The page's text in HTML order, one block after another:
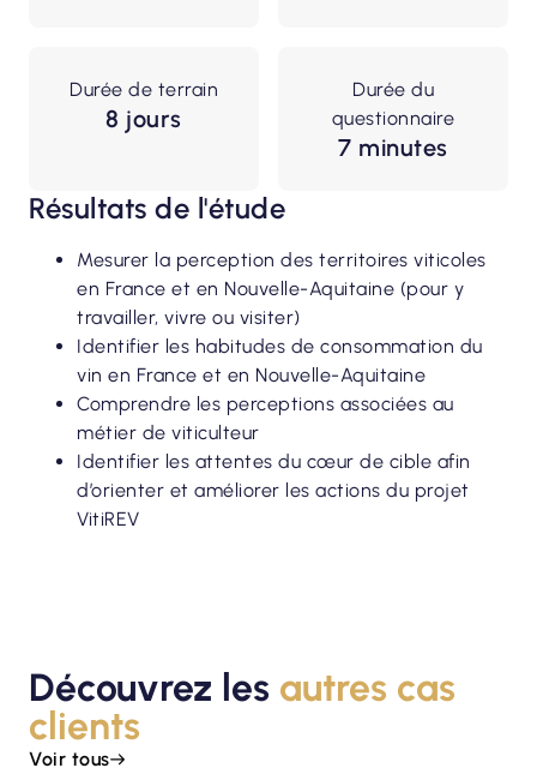
Durée de terrain
8 jours
Durée du
questionnaire
7 minutes
Résultats de l'étude
Mesurer la perception des territoires viticoles
en France et en Nouvelle-Aquitaine (pour y
travailler, vivre ou visiter)
Identifier les habitudes de consommation du
vin en France et en Nouvelle-Aquitaine
Comprendre les perceptions associées au
métier de viticulteur
Identifier les attentes du cœur de cible afin
d’orienter et améliorer les actions du projet
VitiREV
Découvrez les autres cas
clients
Voir tous